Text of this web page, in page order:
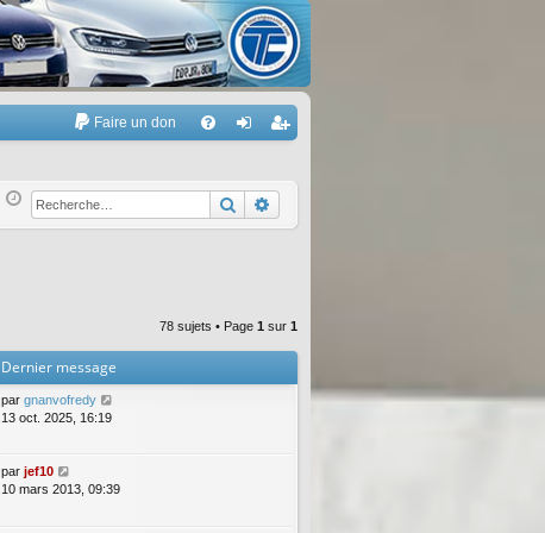
Faire un don
Q ne
xi
nr
eg
r
Rechercher
78 sujets • Page 1 sur 1
Dernier message
par gnanvofredy
13 oct. 2025, 16:19
par jef10
10 mars 2013, 09:39